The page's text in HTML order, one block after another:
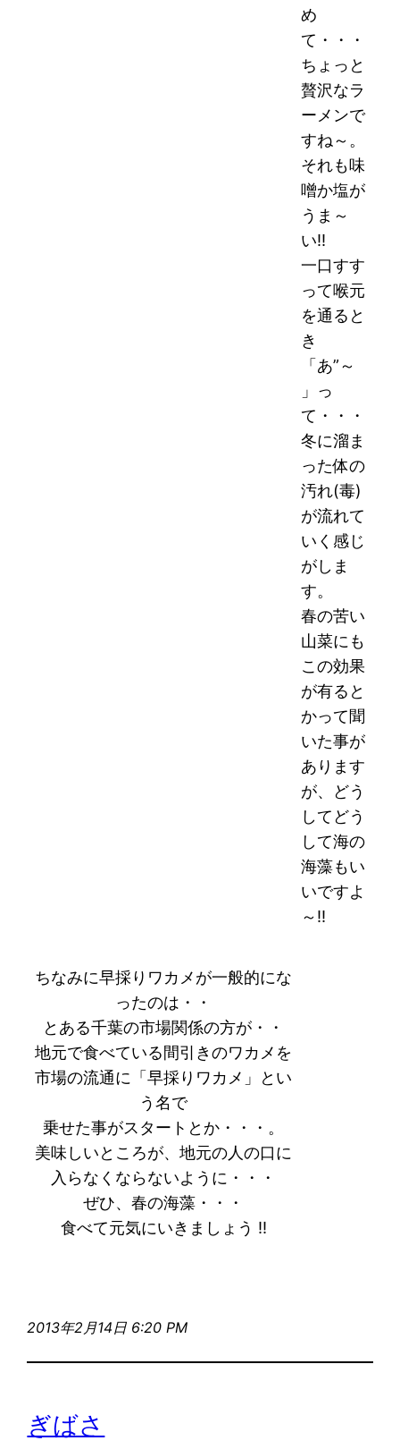
め
て・・・
ちょっと
贅沢なラ
ーメンで
すね～。
それも味
噌か塩が
うま～
い!!
一口すす
って喉元
を通ると
き
「あ”～
」っ
て・・・
冬に溜ま
った体の
汚れ(毒)
が流れて
いく感じ
がしま
す。
春の苦い
山菜にも
この効果
が有ると
かって聞
いた事が
あります
が、どう
してどう
して海の
海藻もい
いですよ
～!!
ちなみに早採りワカメが一般的にな
ったのは・・
とある千葉の市場関係の方が・・
地元で食べている間引きのワカメを
市場の流通に「早採りワカメ」とい
う名で
乗せた事がスタートとか・・・。
美味しいところが、地元の人の口に
入らなくならないように・・・
ぜひ、春の海藻・・・
食べて元気にいきましょう !!
2013年2月14日 6:20 PM
ぎばさ